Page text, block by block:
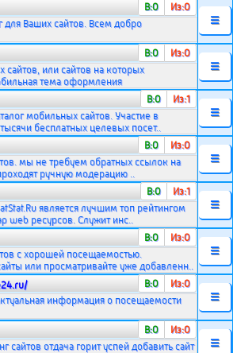
В:0
Из:0
для Ваших сайтов. Всем добро
☰
В:0
Из:0
сайтов, или сайтов на которых
тема оформления
☰
В:0
Из:1
мобильных сайтов. Участие в
бесплатных целевых посет..
☰
В:0
Из:0
мы не требуем обратных ссылок на
ручную модерацию ..
☰
В:0
Из:1
является лучшим топ рейтингом
web ресурсов. Служит инс..
☰
В:0
Из:0
с хорошей посещаемостью.
или просматривайте уже добавленн..
☰
В:0
Из:0
информация о посещаемости
☰
В:0
Из:0
сайтов отдача горит успей добавить сайт
☰